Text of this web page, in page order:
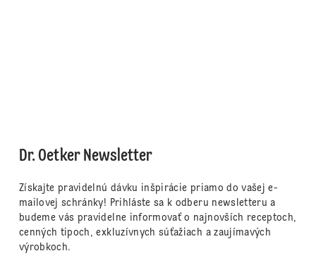
Dr. Oetker Newsletter
Získajte pravidelnú dávku inšpirácie priamo do vašej e-
mailovej schránky! Prihláste sa k odberu newsletteru a
budeme vás pravidelne informovať o najnovších receptoch,
cenných tipoch, exkluzívnych súťažiach a zaujímavých
výrobkoch.